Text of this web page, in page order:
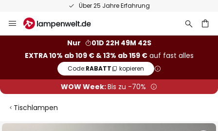
Über 25 Jahre Erfahrung
Inhalt
Nur
01D 22H 49M 41S
EXTRA 10% ab 109 € & 13% ab 159 €auf fast alles
Code:RABATT kopieren
WOW Week:Bis zu -70%
Tischlampen